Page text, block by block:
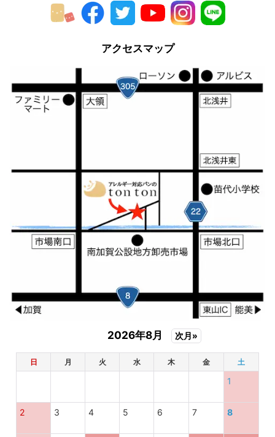
アクセスマップ
2026年8月 次月»
日 月 火 水 木 金 土
1
2 3 4 5 6 7 8